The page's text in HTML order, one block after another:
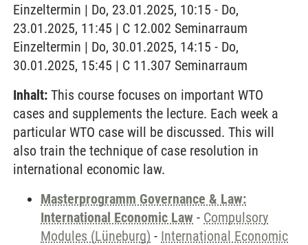
Einzeltermin | Do, 23.01.2025, 10:15 - Do,
23.01.2025, 11:45 | C 12.002 Seminarraum
Einzeltermin | Do, 30.01.2025, 14:15 - Do,
30.01.2025, 15:45 | C 11.307 Seminarraum
Inhalt: This course focuses on important WTO
cases and supplements the lecture. Each week a
particular WTO case will be discussed. This will
also train the technique of case resolution in
international economic law.
Masterprogramm Governance & Law:
International Economic Law - Compulsory
Modules (Lüneburg) - International Economic